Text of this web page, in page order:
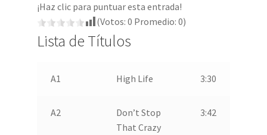
¡Haz clic para puntuar esta entrada!
(Votos: 0 Promedio: 0)
Lista de Títulos
A1 High Life 3:30
A2
Don’t Stop
That Crazy
3:42